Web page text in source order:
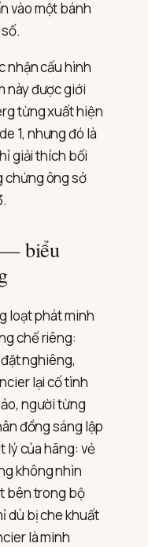
vào một bánh
nhận cấu hình
này được giới
từng xuất hiện
1, nhưng đó là
giải thích bối
chứng ông sở
— biểu
loạt phát minh
chế riêng:
nghiêng,
lại cố tình
người từng
đồng sáng lập
lý của hãng: vẻ
không nhìn
bên trong bộ
dù bị che khuất
là minh